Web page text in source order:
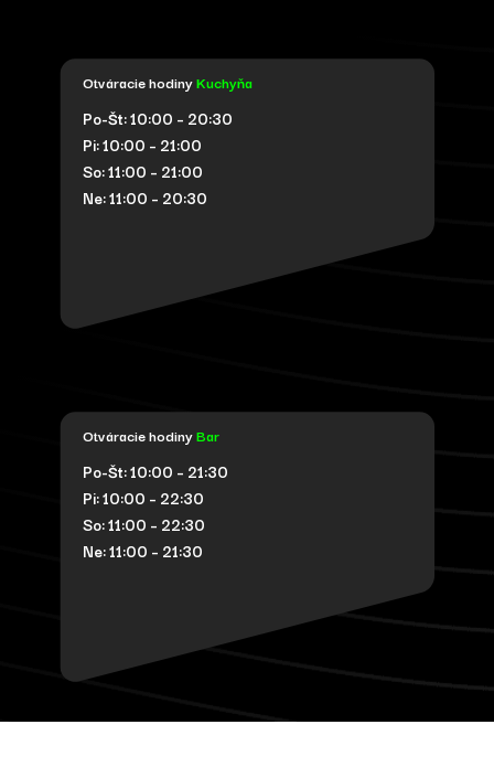
Otváracie hodinyKuchyňa
Po-Št: 10:00 – 20:30
Pi: 10:00 – 21:00
So: 11:00 – 21:00
Ne: 11:00 – 20:30
Otváracie hodinyBar
Po-Št: 10:00 – 21:30
Pi: 10:00 – 22:30
So: 11:00 – 22:30
Ne: 11:00 – 21:30